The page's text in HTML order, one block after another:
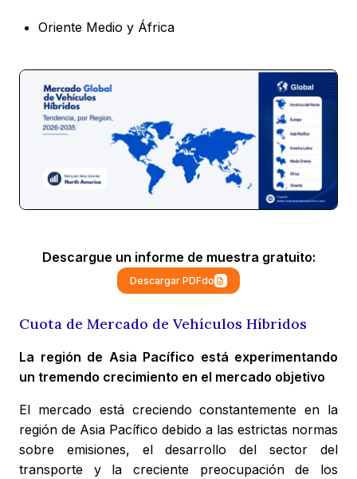
Oriente Medio y África
Descargue un informe de muestra gratuito:
Descargar PDFdo
Cuota de Mercado de Vehículos Híbridos
La región de Asia Pacífico está experimentando
un tremendo crecimiento en el mercado objetivo
El mercado está creciendo constantemente en la
región de Asia Pacífico debido a las estrictas normas
sobre emisiones, el desarrollo del sector del
transporte y la creciente preocupación de los